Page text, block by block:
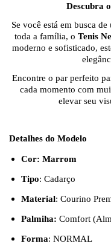
Descubra
Se você está em busca
toda a família, o Tenis
moderno e sofisticado,
Encontre o par perfeito
cada momento com
elevar seu
Cor: Marrom
Tipo: Cadarço
Material: Courino
Palmiha: Comfort
Forma: NORMAL